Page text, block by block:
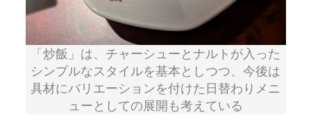
「炒飯」は、チャーシューとナルトが入った
シンプルなスタイルを基本としつつ、今後は
具材にバリエーションを付けた日替わりメニ
ューとしての展開も考えている